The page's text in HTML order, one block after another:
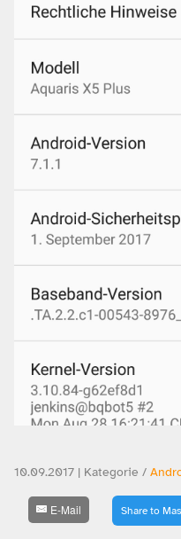
10.09.2017 | Kategorie /
E-Mail Share to